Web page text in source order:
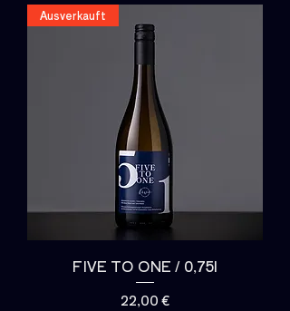
o
1
L
Ausverkauft
FIVE TO ONE / 0,75l
Preis
22,00 €